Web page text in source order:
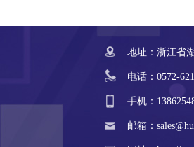
地址：浙江省
电话：0572-
手机：
邮箱：